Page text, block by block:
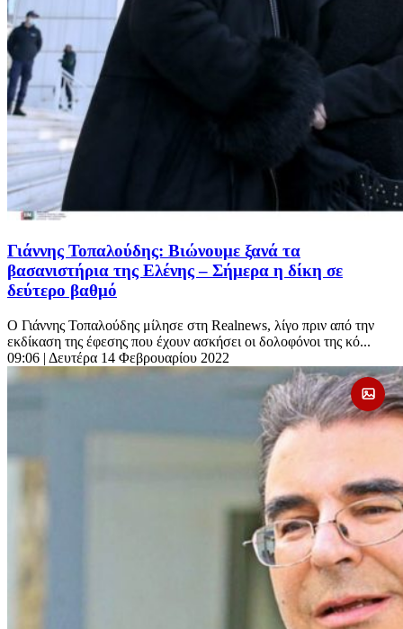
Γιάννης Τοπαλούδης: Βιώνουμε ξανά τα
βασανιστήρια της Ελένης – Σήμερα η δίκη σε
δεύτερο βαθμό
Ο Γιάννης Τοπαλούδης μίλησε στη Realnews, λίγο πριν από την
εκδίκαση της έφεσης που έχουν ασκήσει οι δολοφόνοι της κό...
09:06 | Δευτέρα 14 Φεβρουαρίου 2022